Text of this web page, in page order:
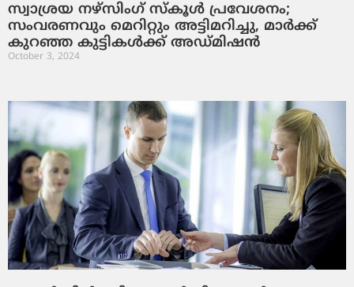
സ്വാശ്രയ നഴ്സിംഗ് സ്കൂൾ പ്രവേശനം;
സംവരണവും മെറിറ്റും അട്ടിമറിച്ചു, മാർക്ക്
കുറഞ്ഞ കുട്ടികൾക്ക് അഡ്മിഷൻ
October 3, 2024